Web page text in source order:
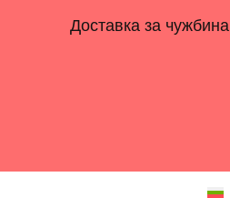
Доставка за чужбина